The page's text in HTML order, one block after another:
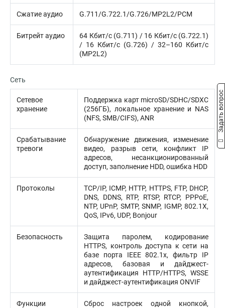
Сжатие аудио G.711/G.722.1/G.726/MP2L2/PCM
Битрейт аудио
64 Кбит/с (G.711) / 16 Кбит/с (G.722.1)
/ 16 Кбит/с (G.726) / 32–160 Кбит/с
(MP2L2)
Сеть
Сетевое
хранение
Поддержка карт microSD/SDHC/SDXC
(256ГБ), локальное хранение и NAS
(NFS, SMB/CIFS), ANR
Срабатывание
тревоги
Обнаружение движения, изменение
видео, разрыв сети, конфликт IP
адресов, несанкционированный
доступ, заполнение HDD, ошибка HDD
Протоколы
TCP/IP, ICMP, HTTP, HTTPS, FTP, DHCP,
DNS, DDNS, RTP, RTSP, RTCP, PPPoE,
NTP, UPnP, SMTP, SNMP, IGMP, 802.1X,
QoS, IPv6, UDP, Bonjour
Безопасность
Защита паролем, кодирование
HTTPS, контроль доступа к сети на
базе порта IEEE 802.1x, фильтр IP
адресов, базовая и дайджест-
аутентификация HTTP/HTTPS, WSSE
и дайджест-аутентификация ONVIF
Функции
Сброс настроек одной кнопкой,
Задать вопрос